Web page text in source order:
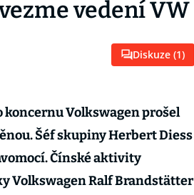
vedení VW
Diskuze (1)
Volkswagen prošel
Šéf skupiny Herbert Diess
Čínské aktivity
Volkswagen Ralf Brandstätter